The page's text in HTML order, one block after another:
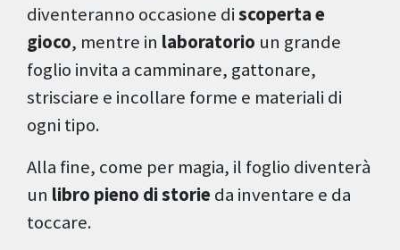
diventeranno occasione discoperta e
gioco, mentre in laboratorio un grande
foglio invita a camminare, gattonare,
strisciare e incollare forme e materiali di
ogni tipo.
Alla fine, come per magia, il foglio diventerà
un libro pieno di storie da inventare e da
toccare.